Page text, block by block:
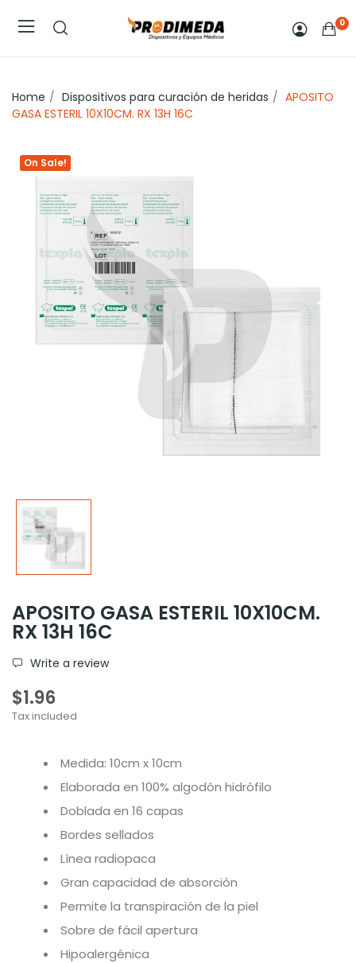
0
Home Dispositivos para curación de heridas
APOSITO
GASA ESTERIL 10X10CM. RX 13H 16C
On Sale!
APOSITO GASA ESTERIL 10X10CM.
RX 13H 16C
Write a review
$1.96
Tax included
Medida: 10cm x 10cm
Elaborada en 100% algodón hidrófilo
Doblada en 16 capas
Bordes sellados
Línea radiopaca
Gran capacidad de absorción
Permite la transpiración de la piel
Sobre de fácil apertura
Hipoalergénica